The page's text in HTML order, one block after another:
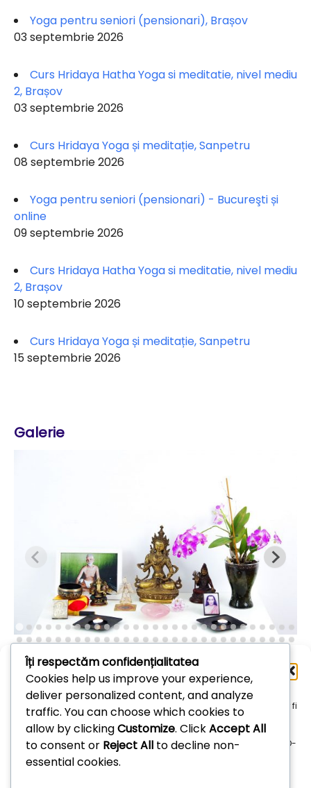
Administrează
consimțământul
Pentru a oferi cea mai bună experiență, folosim tehnologii, cum ar fi
cookie-uri, pentru a stoca și/sau accesa informațiile despre
dispozitive. Consimțământul pentru aceste tehnologii ne permite
să procesăm date, cum ar fi comportamentul de navigare sau ID-
uri unice pe acest site. Dacă nu îți dai consimțământul sau îți
retragi consimțământul dat poate avea afecte negative asupra
Yoga pentru seniori (pensionari), Brașov
03 septembrie 2026
Curs Hridaya Hatha Yoga si meditatie, nivel mediu
2, Brașov
03 septembrie 2026
Curs Hridaya Yoga și meditație, Sanpetru
08 septembrie 2026
Yoga pentru seniori (pensionari) - Bucureşti și
online
09 septembrie 2026
Curs Hridaya Hatha Yoga si meditatie, nivel mediu
2, Brașov
10 septembrie 2026
Curs Hridaya Yoga și meditație, Sanpetru
15 septembrie 2026
Galerie
Arhive
Arhive
Îți respectăm confidențialitatea
Cookies help us improve your experience,
deliver personalized content, and analyze
traffic. You can choose which cookies to
allow by clickingCustomize. ClickAccept All
to consent or Reject All to decline non-
essential cookies.